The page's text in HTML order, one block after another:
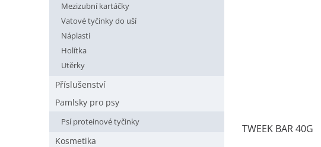
Mezizubní kartáčky
Vatové tyčinky do uší
Náplasti
Holítka
Utěrky
Příslušenství
Pamlsky pro psy
Psí proteinové tyčinky
Kosmetika
TWEEK BAR 40G